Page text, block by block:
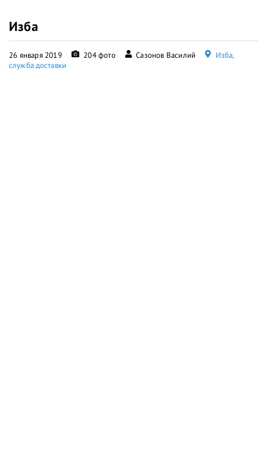
Изба
26 января 2019 204 фото Сазонов Василий
Изба,
служба доставки